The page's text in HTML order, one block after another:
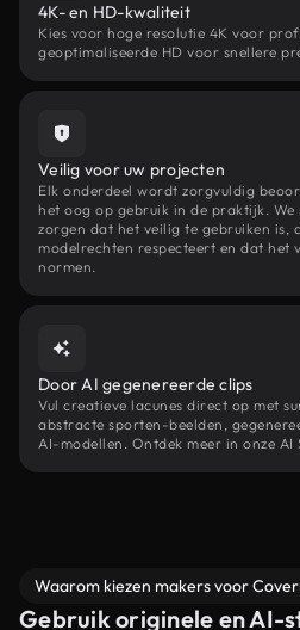
4K- en HD-kwaliteit
Kies voor hoge resolutie 4K voor
geoptimaliseerde HD voor snellere
Veilig voor uw projecten
Elk onderdeel wordt zorgvuldig
het oog op gebruik in de praktijk.
zorgen dat het veilig te gebruiken is,
modelrechten respecteert en dat het
normen.
Door AI gegenereerde clips
Vul creatieve lacunes direct op met
abstracte sporten-beelden,
AI-modellen. Ontdek meer in onze AI
Waarom kiezen makers voor
Gebruik originele en AI-